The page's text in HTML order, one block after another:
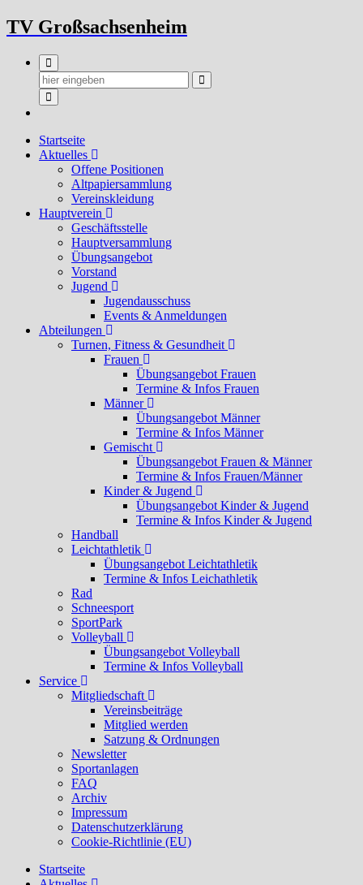
Zum
Inhalt
springen
TV Großsachsenheim
Startseite
Aktuelles
Offene Positionen
Altpapiersammlung
Vereinskleidung
Hauptverein
Geschäftsstelle
Hauptversammlung
Übungsangebot
Vorstand
Jugend
Jugendausschuss
Events & Anmeldungen
Abteilungen
Turnen, Fitness & Gesundheit
Frauen
Übungsangebot Frauen
Termine & Infos Frauen
Männer
Übungsangebot Männer
Termine & Infos Männer
Gemischt
Übungsangebot Frauen & Männer
Termine & Infos Frauen/Männer
Kinder & Jugend
Übungsangebot Kinder & Jugend
Termine & Infos Kinder & Jugend
Handball
Leichtathletik
Übungsangebot Leichtathletik
Termine & Infos Leichathletik
Rad
Schneesport
SportPark
Volleyball
Übungsangebot Volleyball
Termine & Infos Volleyball
Service
Mitgliedschaft
Vereinsbeiträge
Mitglied werden
Satzung & Ordnungen
Newsletter
Sportanlagen
FAQ
Archiv
Impressum
Datenschutzerklärung
Cookie-Richtlinie (EU)
Startseite